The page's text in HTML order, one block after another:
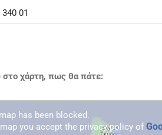
01
στο χάρτη, πως θα πάτε:
has been blocked.
you accept the privacy policy of